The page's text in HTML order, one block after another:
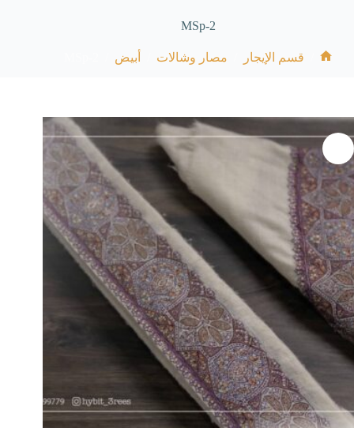
MSp-2
قسم الإيجار مصار وشالات أبيض